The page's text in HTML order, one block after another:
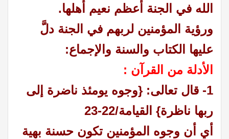
الله في الجنة أعظم نعيم أهلها.
ورؤية المؤمنين لربهم في الجنة دلَّ
عليها الكتاب والسنة والإجماع:
الأدلة من القرآن :
1- قال تعالى: {وجوه يومئذ ناضرة إلى
ربها ناظرة} القيامة/22-23
أي أن وجوه المؤمنين تكون حسنة بهية